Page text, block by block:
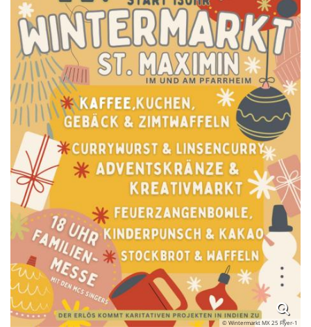
© Wintermarkt MX 25 Flyer-1